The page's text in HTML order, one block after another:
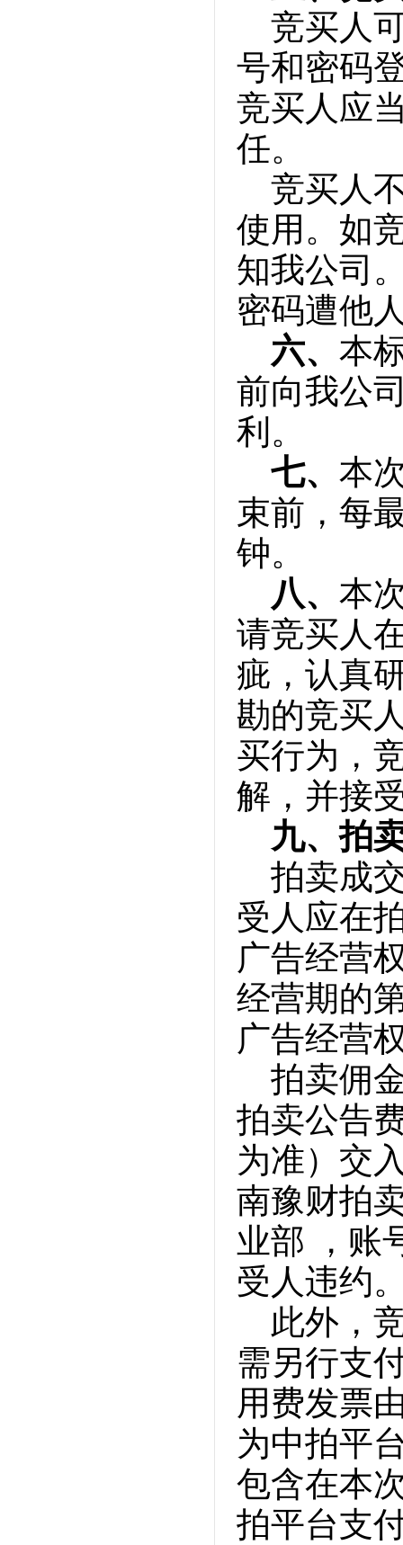
竞买人
号和密码
竞买人应
任。
竞买人
使用。如
知我公司
密码遭他
六、 本
前向我公
利。
七、 本
束前，每
钟。
八、 本
请竞买人
疵，认真
勘的竞买
买行为，
解，并接
九、拍
拍卖成
受人应在
广告经营
经营期的
广告经营
拍卖佣
拍卖公告
为准）交
南豫财拍
业部 ，账
受人违约
此外，
需另行支
用费发票
为中拍平
包含在本
拍平台支